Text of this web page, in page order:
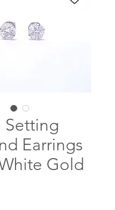
Setting
Earrings
Gold